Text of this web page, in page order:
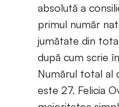
absolută a
primul număr
jumătate din
după cum scrie în
Numărul total al
este 27. Felicia